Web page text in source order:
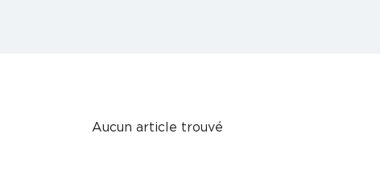
Aucun article trouvé